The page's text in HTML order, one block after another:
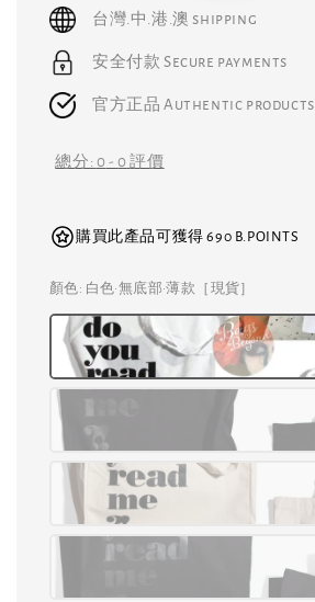
台灣.中.港.澳 shipping
安全付款 Secure payments
官方正品 Authentic products
總分: 0 -0 評價
購買此產品可獲得 690 B.POINTS
顏色: 白色·無底部·薄款［現貨］